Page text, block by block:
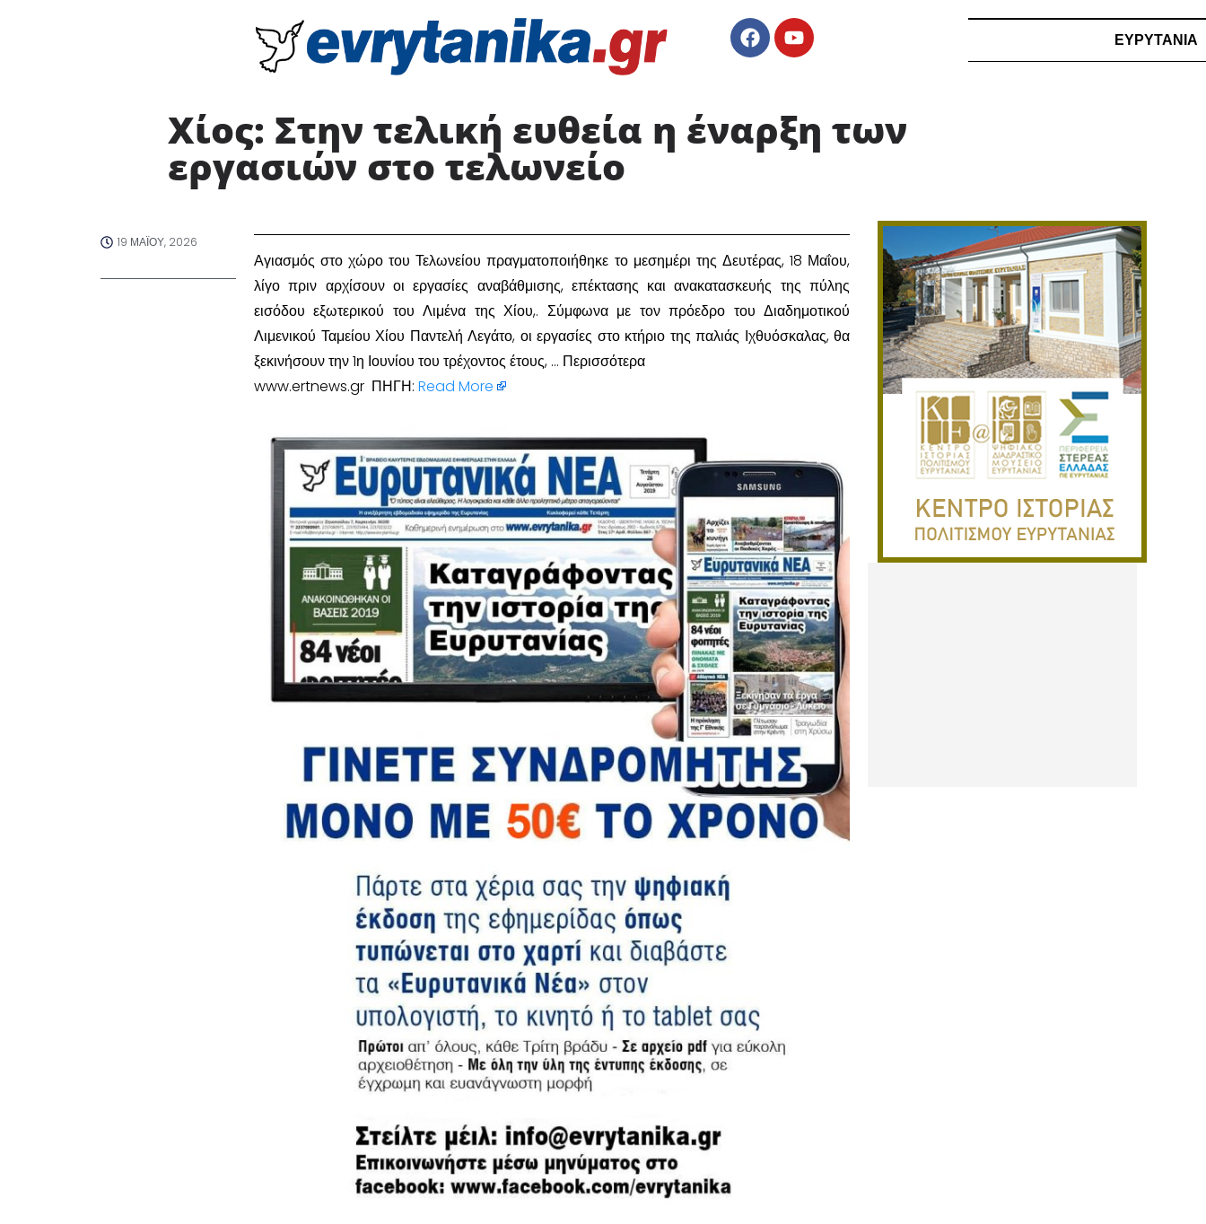
ΕΥΡΥΤΑΝΙΑ
Χίος: Στην τελική ευθεία η έναρξη των
εργασιών στο τελωνείο ​
19 ΜΑΪ́ΟΥ, 2026
​Αγιασμός στο χώρο του Τελωνείου πραγματοποιήθηκε το μεσημέρι της Δευτέρας, 18 Μαΐου,
λίγο πριν αρχίσουν οι εργασίες αναβάθμισης, επέκτασης και ανακατασκευής της πύλης
εισόδου εξωτερικού του Λιμένα της Χίου,. Σύμφωνα με τον πρόεδρο του Διαδημοτικού
Λιμενικού Ταμείου Χίου Παντελή Λεγάτο, οι εργασίες στο κτήριο της παλιάς Ιχθυόσκαλας, θα
ξεκινήσουν την 1η Ιουνίου του τρέχοντος έτους, … Περισσότερα
www.ertnews.gr ΠΗΓΗ: Read More